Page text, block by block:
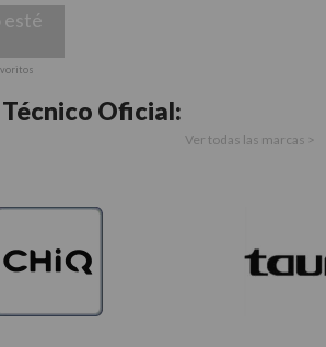
esté
Oficial:
Ver todas las marcas >